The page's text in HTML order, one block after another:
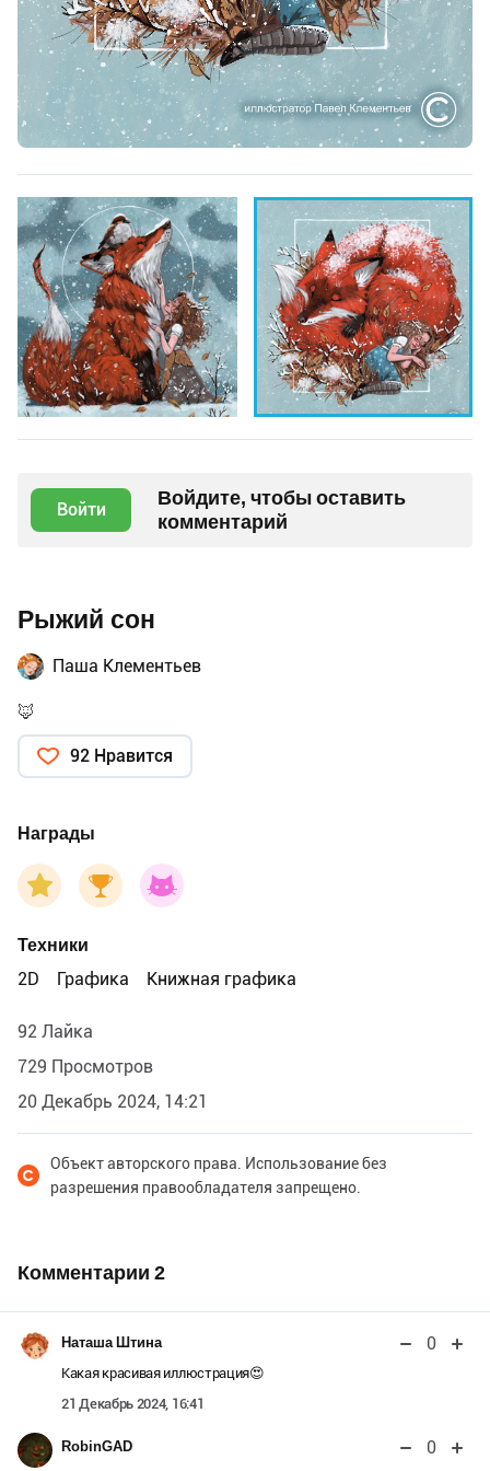
Войти
Войдите, чтобы оставить
комментарий
Рыжий сон
Паша Клементьев
🦊
92 Нравится
Награды
Техники
2D
Графика Книжная графика
92 Лайка
729 Просмотров
20 Декабрь 2024, 14:21
Объект авторского права. Использование без
разрешения правообладателя запрещено.
Комментарии 2
Наташа Штина 0
Какая красивая иллюстрация😍
21 Декабрь 2024, 16:41
RobinGAD 0